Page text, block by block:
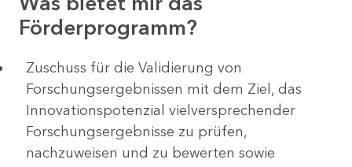
Förderprogramm?
Zuschuss für die Validierung von
Forschungsergebnissen mit dem Ziel, das
Innovationspotenzial vielversprechender
Forschungsergebnisse zu prüfen,
nachzuweisen und zu bewerten sowie